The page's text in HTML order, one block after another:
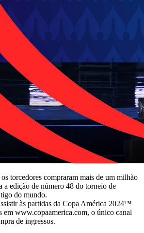
torcedores compraram mais de um milhão
a edição de número 48 do torneio de
do mundo.
às partidas da Copa América 2024™
em www.copaamerica.com, o único canal
de ingressos.